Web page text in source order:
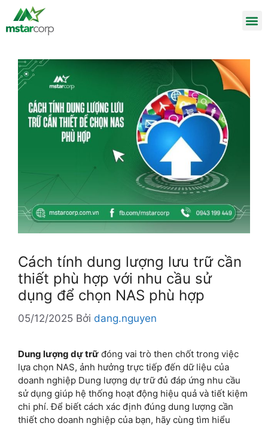
Cách tính dung lượng lưu trữ cần
thiết phù hợp với nhu cầu sử
dụng để chọn NAS phù hợp
05/12/2025 Bởi dang.nguyen
Dung lượng dự trữ đóng vai trò then chốt trong việc
lựa chọn NAS, ảnh hưởng trực tiếp đến dữ liệu của
doanh nghiệp Dung lượng dự trữ đủ đáp ứng nhu cầu
sử dụng giúp hệ thống hoạt động hiệu quả và tiết kiệm
chi phí. Để biết cách xác định đúng dung lượng cần
thiết cho doanh nghiệp của bạn, hãy cùng tìm hiểu